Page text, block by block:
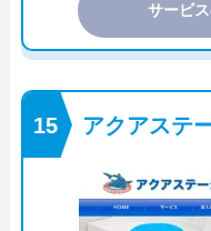
サービ
アクアステ